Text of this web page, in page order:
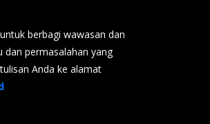
berbagi wawasan dan
dan permasalahan yang
Anda ke alamat